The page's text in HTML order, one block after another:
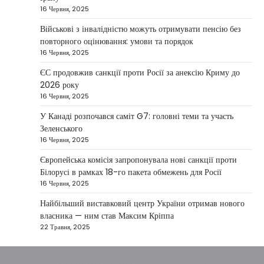
Президент України Володимир Зеленський
повідомив, що Київ готовий підтримати
міжнародних партнерів у стабілізації ситуації
на…
НОВИНИ
Конфлікт на Близькому Сході
паралізував туризм і
авіаперевезення
1 Березня, 2026
Загострення конфлікту на Близькому Сході
суттєво вплинуло на міжнародні подорожі та
туристичну індустрію. Після ударів…
США не відкидають можливість
удару по Ірану у разі провалу
переговорів
Kolomysheva Anastasiya
17 Червня,
16 Червня, 2025
Військові з інвалідністю можуть отримувати пенсію без
повторного оцінювання: умови та порядок
16 Червня, 2025
ЄС продовжив санкції проти Росії за анексію Криму до
2026 року
16 Червня, 2025
У Канаді розпочався саміт G7: головні теми та участь
Зеленського
16 Червня, 2025
Європейська комісія запропонувала нові санкції проти
Білорусі в рамках 18-го пакета обмежень для Росії
16 Червня, 2025
Найбільший виставковий центр України отримав нового
власника — ним став Максим Кріппа
22 Травня, 2025